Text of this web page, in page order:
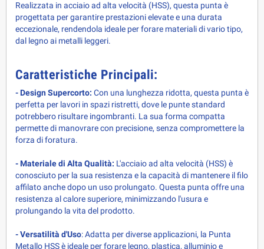
Realizzata in acciaio ad alta velocità (HSS), questa punta è
progettata per garantire prestazioni elevate e una durata
eccezionale, rendendola ideale per forare materiali di vario tipo,
dal legno ai metalli leggeri.
Caratteristiche Principali:
- Design Supercorto: Con una lunghezza ridotta, questa punta è
perfetta per lavori in spazi ristretti, dove le punte standard
potrebbero risultare ingombranti. La sua forma compatta
permette di manovrare con precisione, senza compromettere la
forza di foratura.
- Materiale di Alta Qualità: L'acciaio ad alta velocità (HSS) è
conosciuto per la sua resistenza e la capacità di mantenere il filo
affilato anche dopo un uso prolungato. Questa punta offre una
resistenza al calore superiore, minimizzando l'usura e
prolungando la vita del prodotto.
- Versatilità d'Uso: Adatta per diverse applicazioni, la Punta
Metallo HSS è ideale per forare legno, plastica, alluminio e